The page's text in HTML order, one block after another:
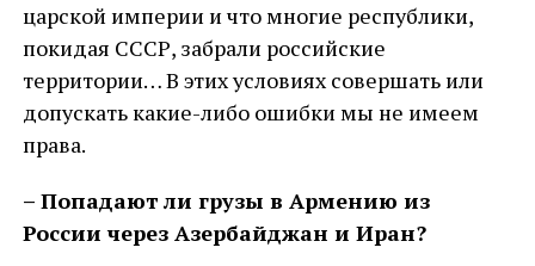
царской империи и что многие республики,
покидая СССР, забрали российские
территории… В этих условиях совершать или
допускать какие-либо ошибки мы не имеем
права.
– Попадают ли грузы в Армению из
России через Азербайджан и Иран?